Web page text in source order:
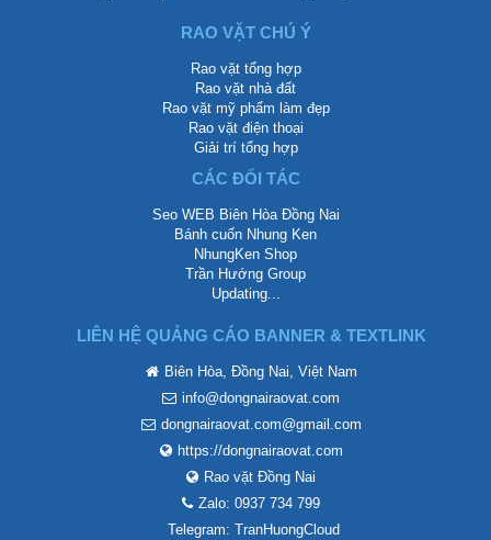
RAO VẶT CHÚ Ý
Rao vặt tổng hợp
Rao vặt nhà đất
Rao vặt mỹ phẩm làm đẹp
Rao vặt điện thoại
Giải trí tổng hợp
CÁC ĐỐI TÁC
Seo WEB Biên Hòa Đồng Nai
Bánh cuốn Nhung Ken
NhungKen Shop
Trần Hướng Group
Updating...
LIÊN HỆ QUẢNG CÁO BANNER & TEXTLINK
Biên Hòa, Đồng Nai, Việt Nam
info@dongnairaovat.com
dongnairaovat.com@gmail.com
https://dongnairaovat.com
Rao vặt Đồng Nai
Zalo: 0937 734 799
Telegram: TranHuongCloud